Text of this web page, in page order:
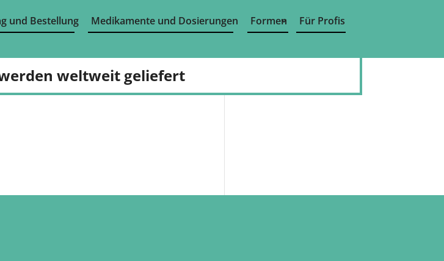
und Bestellung Medikamente und Dosierungen Formen Für Profis
weltweit geliefert